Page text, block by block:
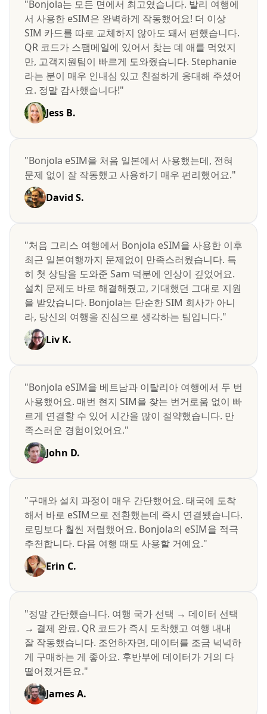
"Bonjola는 모든 면에서 최고였습니다. 발리 여행에
서 사용한 eSIM은 완벽하게 작동했어요! 더 이상
SIM 카드를 따로 교체하지 않아도 돼서 편했습니다.
QR 코드가 스팸메일에 있어서 찾는 데 애를 먹었지
만, 고객지원팀이 빠르게 도와줬습니다. Stephanie
라는 분이 매우 인내심 있고 친절하게 응대해 주셨어
요. 정말 감사했습니다!"
Jess B.
"Bonjola eSIM을 처음 일본에서 사용했는데, 전혀
문제 없이 잘 작동했고 사용하기 매우 편리했어요."
David S.
"처음 그리스 여행에서 Bonjola eSIM을 사용한 이후
최근 일본여행까지 문제없이 만족스러웠습니다. 특
히 첫 상담을 도와준 Sam 덕분에 인상이 깊었어요.
설치 문제도 바로 해결해줬고, 기대했던 그대로 지원
을 받았습니다. Bonjola는 단순한 SIM 회사가 아니
라, 당신의 여행을 진심으로 생각하는 팀입니다."
Liv K.
"Bonjola eSIM을 베트남과 이탈리아 여행에서 두 번
사용했어요. 매번 현지 SIM을 찾는 번거로움 없이 빠
르게 연결할 수 있어 시간을 많이 절약했습니다. 만
족스러운 경험이었어요."
John D.
"구매와 설치 과정이 매우 간단했어요. 태국에 도착
해서 바로 eSIM으로 전환했는데 즉시 연결됐습니다.
로밍보다 훨씬 저렴했어요. Bonjola의 eSIM을 적극
추천합니다. 다음 여행 때도 사용할 거예요."
Erin C.
"정말 간단했습니다. 여행 국가 선택 → 데이터 선택
→ 결제 완료. QR 코드가 즉시 도착했고 여행 내내
잘 작동했습니다. 조언하자면, 데이터를 조금 넉넉하
게 구매하는 게 좋아요. 후반부에 데이터가 거의 다
떨어졌거든요."
James A.